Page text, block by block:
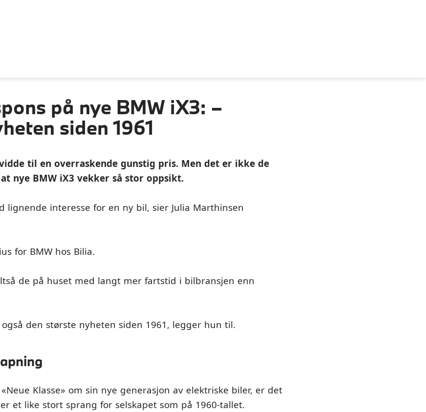
på nye BMW iX3: –
siden 1961
til en overraskende gunstig pris. Men det er ikke de
nye BMW iX3 vekker så stor oppsikt.
lignende interesse for en ny bil, sier Julia Marthinsen
for BMW hos Bilia.
de på huset med langt mer fartstid i bilbransjen enn
den største nyheten siden 1961, legger hun til.
Klasse» om sin nye generasjon av elektriske biler, er det
et like stort sprang for selskapet som på 1960-tallet.